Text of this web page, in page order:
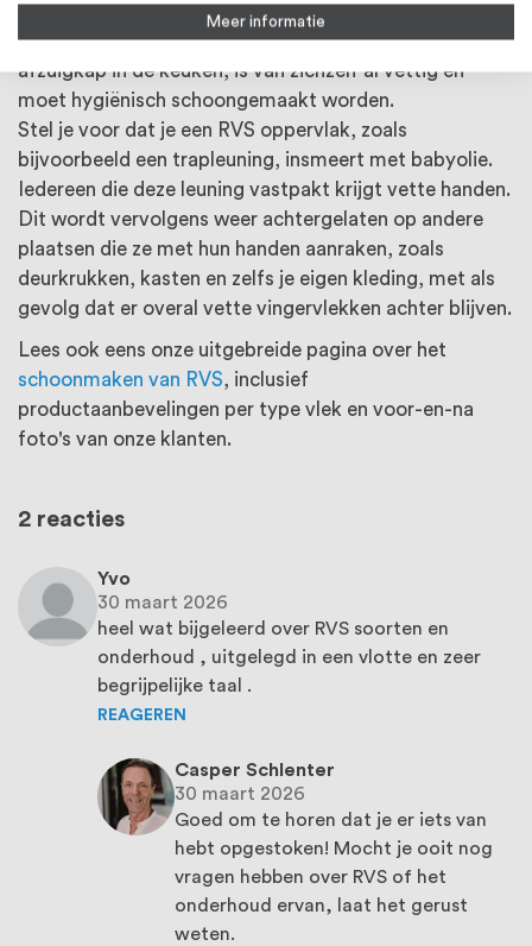
olie vettig maakt, maar dit is geen schoonmaken. Het
vet dat op het RVS neerslaat, op bijvoorbeeld een
afzuigkap in de keuken, is van zichzelf al vettig en
moet hygiënisch schoongemaakt worden.
Stel je voor dat je een RVS oppervlak, zoals
bijvoorbeeld een trapleuning, insmeert met babyolie.
Iedereen die deze leuning vastpakt krijgt vette handen.
Dit wordt vervolgens weer achtergelaten op andere
plaatsen die ze met hun handen aanraken, zoals
deurkrukken, kasten en zelfs je eigen kleding, met als
gevolg dat er overal vette vingervlekken achter blijven.
Lees ook eens onze uitgebreide pagina over het
schoonmaken van RVS, inclusief
productaanbevelingen per type vlek en voor-en-na
foto's van onze klanten.
2 reacties
Yvo
30 maart 2026
heel wat bijgeleerd over RVS soorten en
onderhoud , uitgelegd in een vlotte en zeer
begrijpelijke taal .
REAGEREN
Casper Schlenter
30 maart 2026
Goed om te horen dat je er iets van
hebt opgestoken! Mocht je ooit nog
vragen hebben over RVS of het
onderhoud ervan, laat het gerust
weten.
Meer informatie